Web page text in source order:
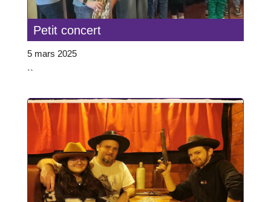
Petit concert
5 mars 2025
``